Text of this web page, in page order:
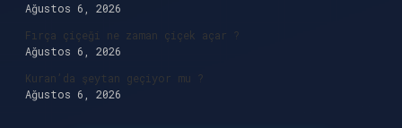
Ağustos 6, 2026
Fırça çiçeği ne zaman çiçek açar ?
Ağustos 6, 2026
Kuran’da şeytan geçiyor mu ?
Ağustos 6, 2026